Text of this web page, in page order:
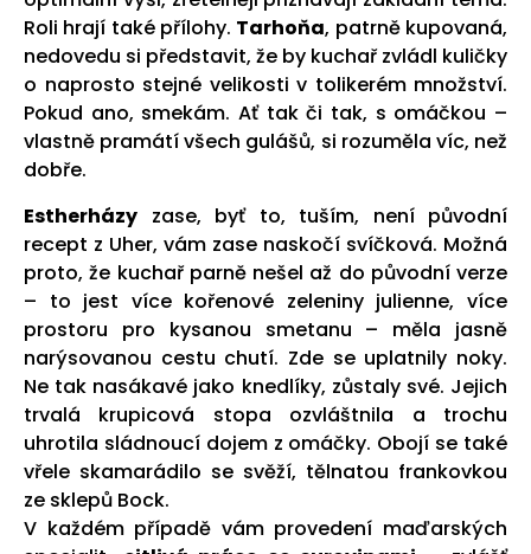
Roli hrají také přílohy. Tarhoňa, patrně kupovaná,
nedovedu si představit, že by kuchař zvládl kuličky
o naprosto stejné velikosti v tolikerém množství.
Pokud ano, smekám. Ať tak či tak, s omáčkou –
vlastně pramátí všech gulášů, si rozuměla víc, než
dobře.
Estherházy zase, byť to, tuším, není původní
recept z Uher, vám zase naskočí svíčková. Možná
proto, že kuchař parně nešel až do původní verze
– to jest více kořenové zeleniny julienne, více
prostoru pro kysanou smetanu – měla jasně
narýsovanou cestu chutí. Zde se uplatnily noky.
Ne tak nasákavé jako knedlíky, zůstaly své. Jejich
trvalá krupicová stopa ozvláštnila a trochu
uhrotila sládnoucí dojem z omáčky. Obojí se také
vřele skamarádilo se svěží, tělnatou frankovkou
ze sklepů Bock.
V každém případě vám provedení maďarských